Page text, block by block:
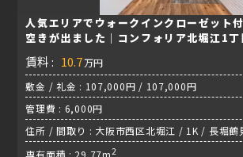
人気エリアでウォークインクローゼット
空きが出ました｜コンフォリア北堀江1丁
賃料 : 10.7万円
敷金 / 礼金 : 107,000円 / 107,000円
管理費 : 6,000円
住所 / 間取り : 大阪市西区北堀江 / 1K / 長堀鶴
駅』
専有面積 : 29.77m2